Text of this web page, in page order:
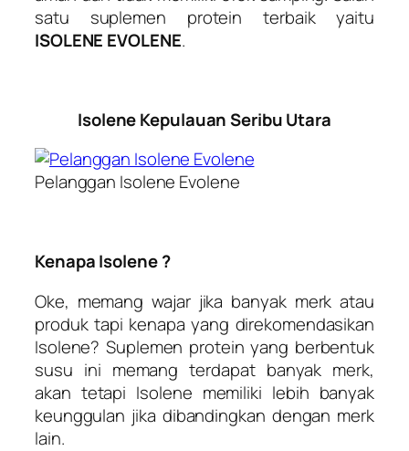
satu suplemen protein terbaik yaitu
ISOLENE EVOLENE.
Isolene Kepulauan Seribu Utara
Pelanggan Isolene Evolene
Kenapa Isolene ?
Oke, memang wajar jika banyak merk atau
produk tapi kenapa yang direkomendasikan
Isolene? Suplemen protein yang berbentuk
susu ini memang terdapat banyak merk,
akan tetapi Isolene memiliki lebih banyak
keunggulan jika dibandingkan dengan merk
lain.